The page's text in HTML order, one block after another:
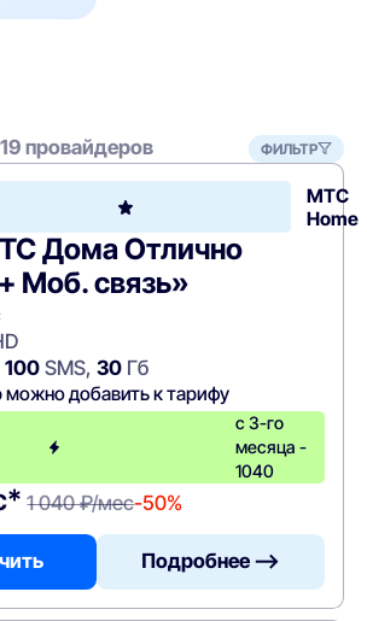
провайдеров ФИЛЬТР
МТС
Home
Дома Отлично
Моб. связь»
100SMS, 30Гб
можно добавить к тарифу
с 3-го
месяца -
1040
1 040 ₽/мес-50%
Подробнее —>